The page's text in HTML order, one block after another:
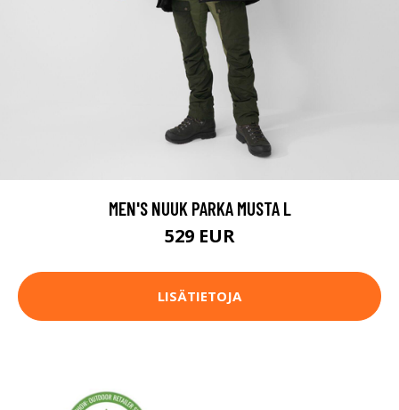
MEN'S NUUK PARKA MUSTA L
529 EUR
LISÄTIETOJA